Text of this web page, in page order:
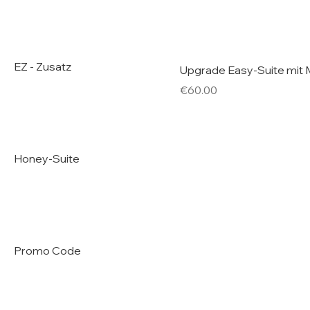
EZ - Zusatz
Honey-Suite
Promo Code
Upgrade Easy-Suite mit
Price
€60.00